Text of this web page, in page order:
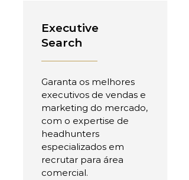
Executive
Search
Garanta os melhores
executivos de vendas e
marketing do mercado,
com o expertise de
headhunters
especializados em
recrutar para área
comercial.